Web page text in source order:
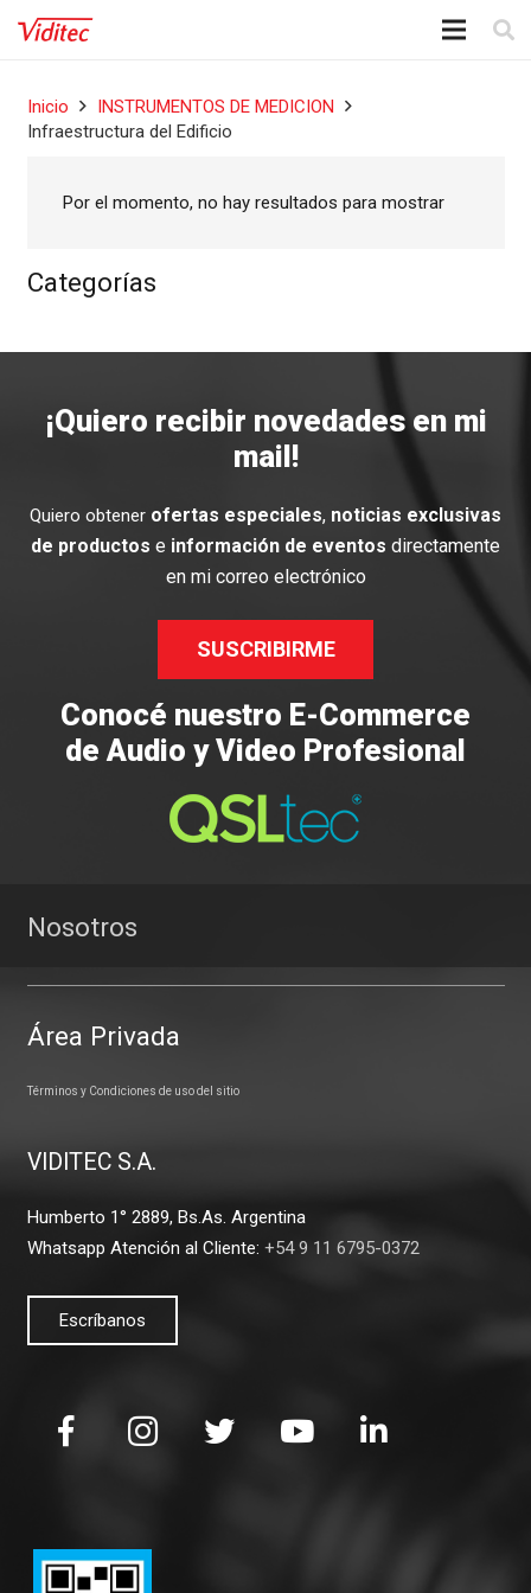
Inicio
INSTRUMENTOS DE MEDICION
Infraestructura del Edificio
Por el momento, no hay resultados para mostrar
Categorías
¡Quiero recibir novedades en mi
mail!
Quiero obtener ofertas especiales, noticias exclusivas
de productos e información de eventos directamente
en mi correo electrónico
SUSCRIBIRME
Conocé nuestro E-Commerce
de Audio y Video Profesional
Nosotros
Área Privada
Términos y Condiciones de uso del sitio
VIDITEC S.A.
Humberto 1° 2889, Bs.As. Argentina
Whatsapp Atención al Cliente: +54 9 11 6795-0372
Escríbanos